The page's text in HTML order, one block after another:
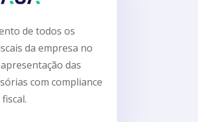
de todos os
da empresa no
das
com compliance
fiscal.